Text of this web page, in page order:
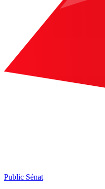
Public Sénat